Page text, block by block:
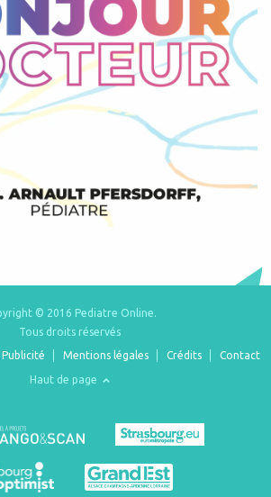
© 2016 Pediatre Online.
Tous droits réservés
Publicité Mentions légales Crédits Contact
Haut de page